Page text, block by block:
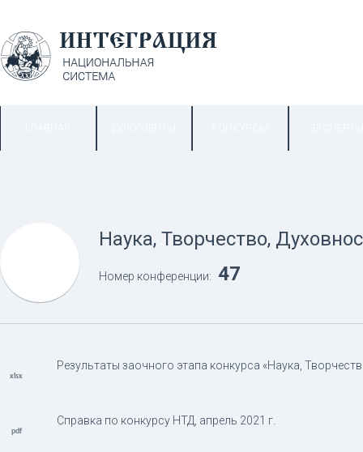
Наука, Творчество,
Номер конференции: 47
Результаты заочного этапа конкурса «Наука,
Справка по конкурсу НТД, апрель 2021 г.